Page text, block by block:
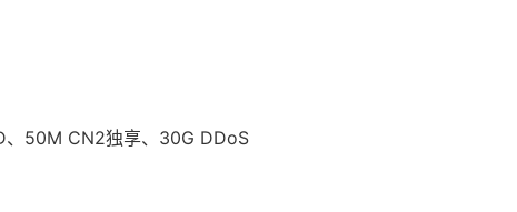
50M CN2独享、30G DDoS